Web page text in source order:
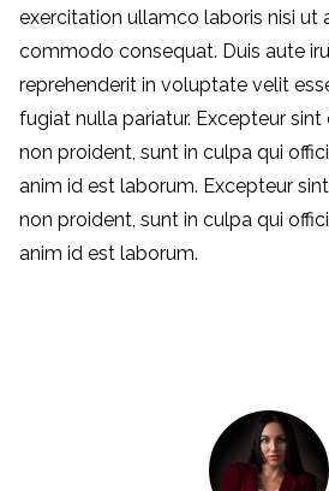
exercitation ullamco laboris nisi ut
commodo consequat. Duis aute
reprehenderit in voluptate velit
fugiat nulla pariatur. Excepteur
non proident, sunt in culpa qui
anim id est laborum. Excepteur
non proident, sunt in culpa qui
anim id est laborum.